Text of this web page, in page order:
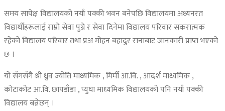
समय सापेक्ष विद्यालयको नयाँ पक्की भवन बनेपछि विद्यालयमा अध्यनरत
विद्यार्थीहरूलाई राम्रो सेवा पुग्ने र सेवा दिनेमा विद्यालय परिवार सकरात्मक
रहेको विद्यालय परिवार तथा प्रअ मोहन बहादुर रानाबाट जानकारी प्राप्त भएको
छ ।
यो सँगसँगै श्री ध्रुव ज्योति माध्यमिक , मिर्मी आ.वि. , आदर्श माध्यमिक ,
कोटाकोट आ.वि. छापडाँडा , प्युघा माध्यमिक विद्यालयको पनि नयाँ पक्की
विद्यालय बन्नेछन् ।